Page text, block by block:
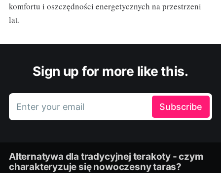
komfortu i oszczędności energetycznych na przestrzeni
lat.
Sign up for more like this.
Enter your email Subscribe
Alternatywa dla tradycyjnej terakoty - czym
charakteryzuje się nowoczesny taras?